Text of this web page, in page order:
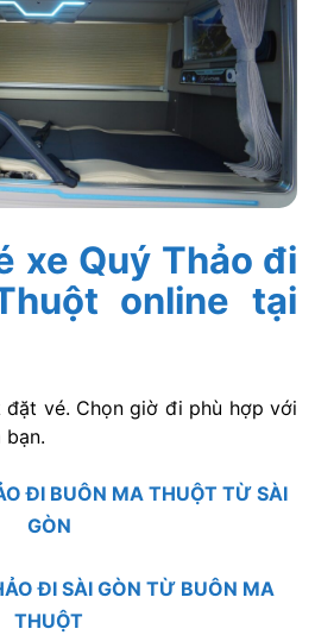
xe Quý Thảo đi
online tại
đặt vé. Chọn giờ đi phù hợp với
bạn.
ĐI BUÔN MA THUỘT TỪ SÀI
GÒN
ĐI SÀI GÒN TỪ BUÔN MA
THUỘT